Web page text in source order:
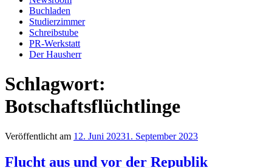
Buchladen
Studierzimmer
Schreibstube
PR-Werkstatt
Der Hausherr
Schlagwort:
Botschaftsflüchtlinge
Veröffentlicht am 12. Juni 20231. September 2023
Flucht aus und vor der Republik